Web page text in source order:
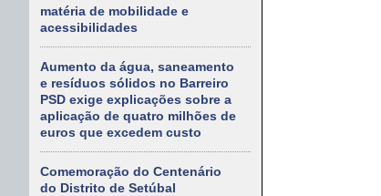
matéria de mobilidade e
acessibilidades
Aumento da água, saneamento
e resíduos sólidos no Barreiro
PSD exige explicações sobre a
aplicação de quatro milhões de
euros que excedem custo
Comemoração do Centenário
do Distrito de Setúbal